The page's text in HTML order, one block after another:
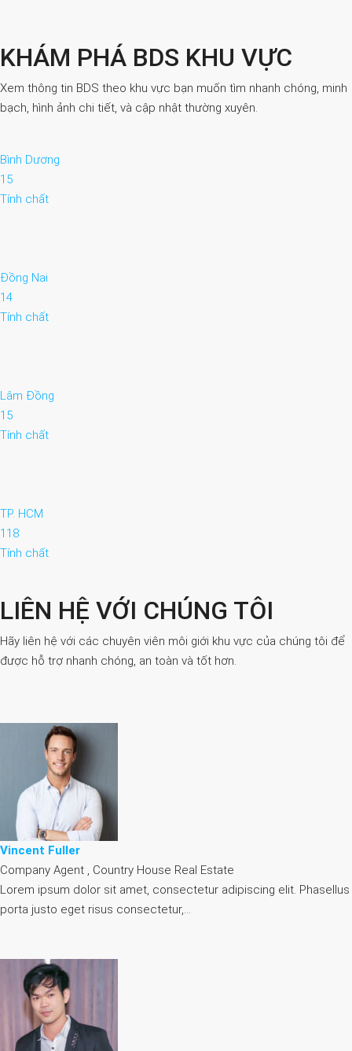
KHÁM PHÁ BDS KHU VỰC
Xem thông tin BDS theo khu vực bạn muốn tìm nhanh chóng, minh
bạch, hình ảnh chi tiết, và cập nhật thường xuyên.
Bình Dương
15
Tính chất
Đồng Nai
14
Tính chất
Lâm Đồng
15
Tính chất
TP. HCM
118
Tính chất
LIÊN HỆ VỚI CHÚNG TÔI
Hãy liên hệ với các chuyên viên môi giới khu vực của chúng tôi để
được hỗ trợ nhanh chóng, an toàn và tốt hơn.
Vincent Fuller
Company Agent , Country House Real Estate
Lorem ipsum dolor sit amet, consectetur adipiscing elit. Phasellus
porta justo eget risus consectetur,…